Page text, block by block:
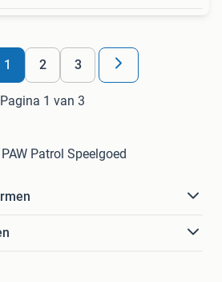
1 2 3
Pagina 1 van 3
Patrol Speelgoed